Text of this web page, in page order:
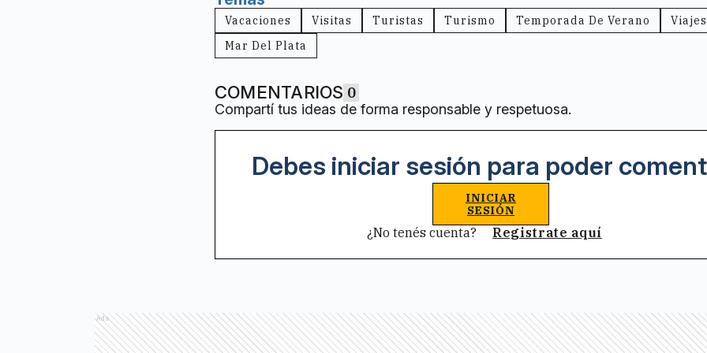
Vacaciones Visitas Turistas Turismo Temporada De Verano
Viajes
Mar Del Plata
COMENTARIOS 0
Compartí tus ideas de forma responsable y respetuosa.
Debes iniciar sesión para poder
INICIAR
SESIÓN
¿No tenés cuenta? Registrate aquí
Ads